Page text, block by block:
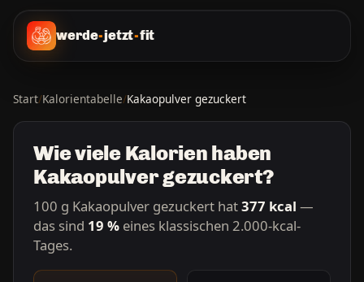
werde-jetzt-fit
Start/Kalorientabelle/Kakaopulver gezuckert
Wie viele Kalorien haben
Kakaopulver gezuckert?
100 g Kakaopulver gezuckert hat377 kcal —
das sind 19 % eines klassischen 2.000-kcal-
Tages.